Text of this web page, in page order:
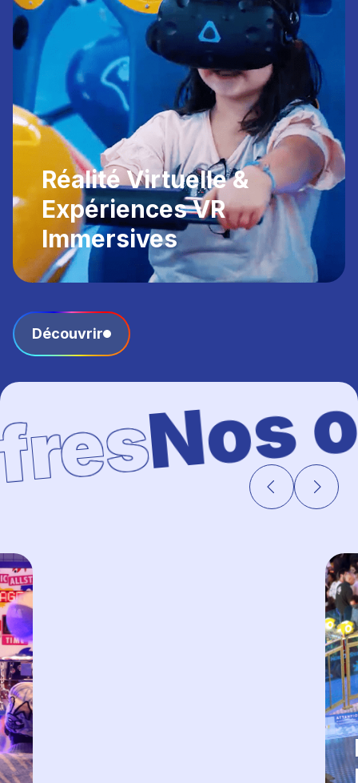
Réalité Virtuelle &
Expériences VR
Immersives
Découvrir